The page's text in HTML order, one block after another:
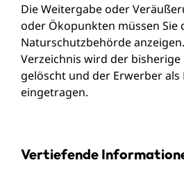
Die Weitergabe oder
oder Ökopunkten müssen Sie
Naturschutzbehörde
Verzeichnis wird der
gelöscht und der Erwerber
eingetragen.
Vertiefende